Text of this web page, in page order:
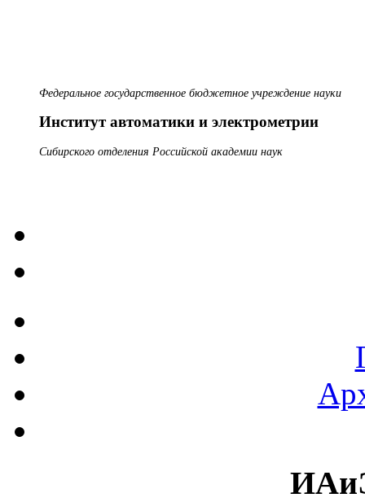
Федеральное государственное бюджетное учреждение науки
Институт автоматики и электрометрии
Сибирского отделения Российской академии наук